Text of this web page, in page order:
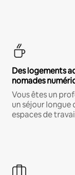
Des logements
nomades
Vous êtes un
un séjour
espaces de